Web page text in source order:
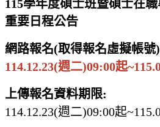
115學年度碩士班暨碩士在
重要日程公告
網路報名(取得報名虛擬帳號
114.12.23(週二)09:00起
上傳報名資料期限:
114.12.23(週二)09:00起